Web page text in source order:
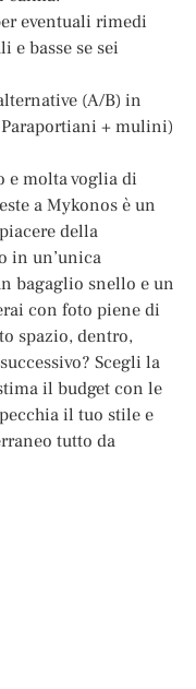
eventuali rimedi
e basse se sei
(A/B) in
Paraportiani + mulini)
e molta voglia di
a Mykonos è un
della
in un’unica
bagaglio snello e un
con foto piene di
spazio, dentro,
Scegli la
il budget con le
il tuo stile e
tutto da